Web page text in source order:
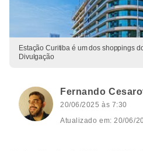
Estação Curitiba é um dos shoppings
Divulgação
Fernando
20/06/2025 às 7:30
Atualizado em: 20/06/